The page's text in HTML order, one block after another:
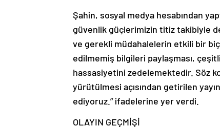
Şahin, sosyal medya hesabından
güvenlik güçlerimizin titiz takibiyle
ve gerekli müdahalelerin etkili bir
edilmemiş bilgileri paylaşması,
hassasiyetini zedelemektedir. Söz
yürütülmesi açısından getirilen
ediyoruz.” ifadelerine yer verdi.
OLAYIN GEÇMİŞİ